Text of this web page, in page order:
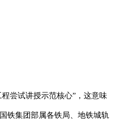
尝试讲授示范核心”，这意味
铁集团部属各铁局、地铁城轨